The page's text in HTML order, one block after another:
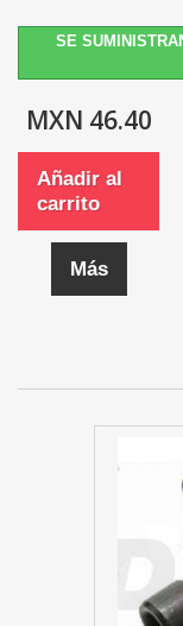
SE
MXN 46.40
Añadir al
carrito
Más